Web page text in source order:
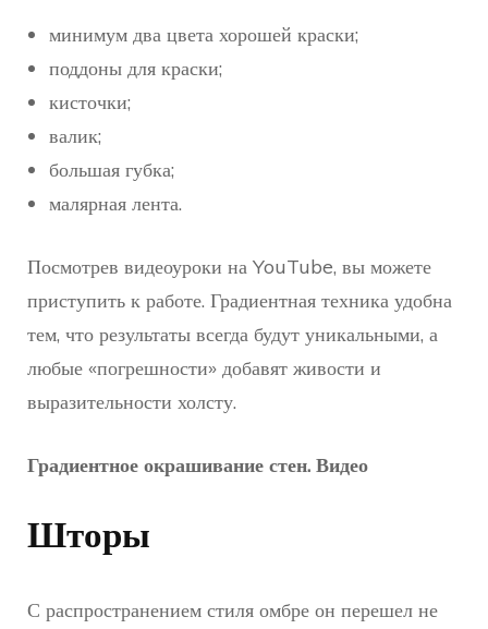
минимум два цвета хорошей краски;
поддоны для краски;
кисточки;
валик;
большая губка;
малярная лента.
Посмотрев видеоуроки на YouTube, вы можете
приступить к работе. Градиентная техника удобна
тем, что результаты всегда будут уникальными, а
любые «погрешности» добавят живости и
выразительности холсту.
Градиентное окрашивание стен. Видео
Шторы
С распространением стиля омбре он перешел не